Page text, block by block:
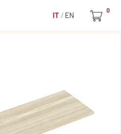
IT EN
0